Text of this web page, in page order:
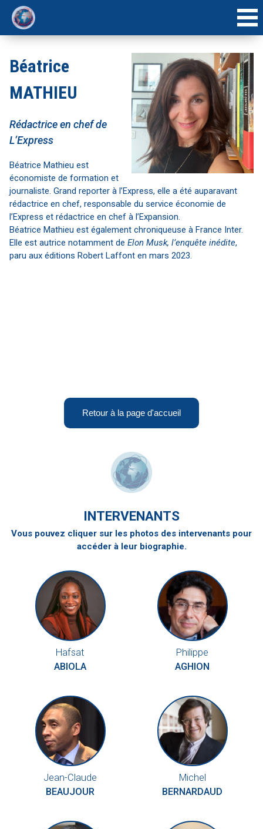
Béatrice
MATHIEU
Rédactrice en chef de
L’Express
Béatrice Mathieu est
économiste de formation et
journaliste. Grand reporter à l’Express, elle a été auparavant
rédactrice en chef, responsable du service économie de
l’Express et rédactrice en chef à l’Expansion.
Béatrice Mathieu est également chroniqueuse à France Inter.
Elle est autrice notamment de Elon Musk, l’enquête inédite,
paru aux éditions Robert Laffont en mars 2023.
Retour à la page d'accueil
INTERVENANTS
Vous pouvez cliquer sur les photos des intervenants pour
accéder à leur biographie.
Hafsat
ABIOLA
Philippe
AGHION
Jean-Claude
BEAUJOUR
Michel
BERNARDAUD